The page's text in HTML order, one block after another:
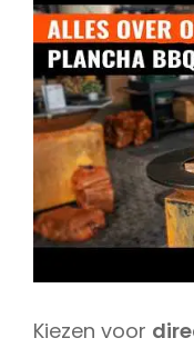
Kiezen voor